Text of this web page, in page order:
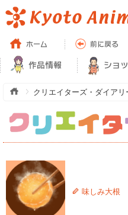
クリエイターズ・ダイアリ
味しみ大根